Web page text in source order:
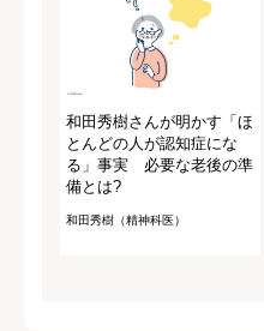
和田秀樹さんが明かす「ほ
とんどの人が認知症にな
る」事実 必要な老後の準
備とは?
和田秀樹（精神科医）